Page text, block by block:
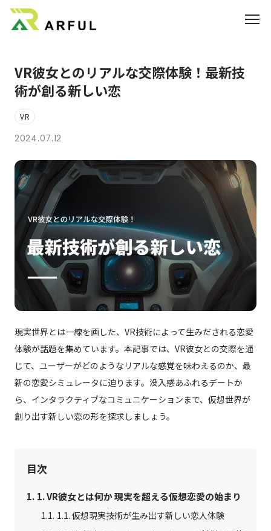
VR彼女とのリアルな交際体験！最新技
術が創る新しい恋
VR
2024.07.12
現実世界とは一線を画した、VR技術によって生みだされる恋愛
体験が話題を集めています。本記事では、VR彼女との交際を通
じて、ユーザーがどのようなリアルな感覚を味わえるのか、最
新の恋愛シミュレータに迫ります。没入感あふれるデートか
ら、インタラクティブなコミュニケーションまで、仮想世界が
創り出す新しい恋の形を探求しましょう。
目次
1. VR彼女とは何か 現実を超える仮想恋愛の始まり
1.1. 仮想現実技術が生み出す新しい恋人体験
業界別の活用方法
360°VR
料金
お知らせ
ブログ
3DCGのサイト制作はこちら
CG制作パートナー募集
お問い合わせ
資料ダウンロード